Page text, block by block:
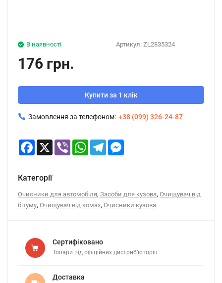
Артикул: ZL2835324
В наявності
176 грн.
Купити за 1 клік
Замовлення за телефоном: +38 (099) 326-24-87
Facebook
X Viber WhatsApp
Telegram
Категорії
Очисники для автомобіля, Засоби для кузова, Очищувач від
бітуму, Очищувач від комах, Очисники кузова
Сертифіковано
Товари від офіційних дистриб’юторів
Доставка